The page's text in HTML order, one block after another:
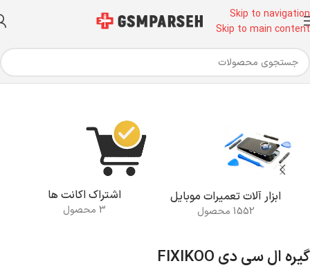
Skip to navigation
Skip to main content
خانه محصولات برچسب خورده “گیره ال سی دی FIXIKOO”
ابزار آلات تعمیرات موبایل
1552 محصول
اشتراک اکانت ها
3 محصول
گیره ال سی دی FIXIKOO